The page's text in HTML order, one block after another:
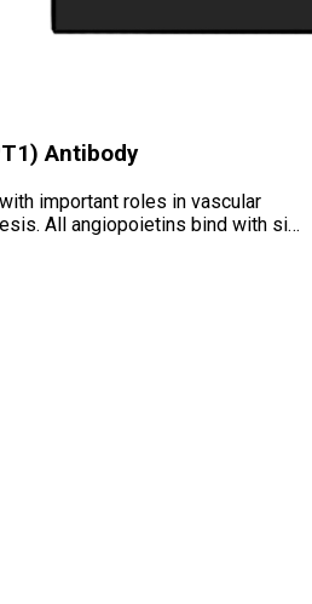
Antibody
important roles in vascular
All angiopoietins bind with si…